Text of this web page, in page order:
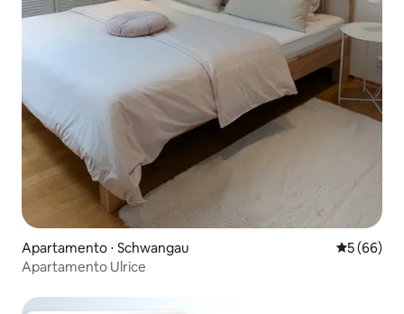
Apartamento ⋅ Schwangau 5 de uma
5 (66)
Apartamento Ulrice